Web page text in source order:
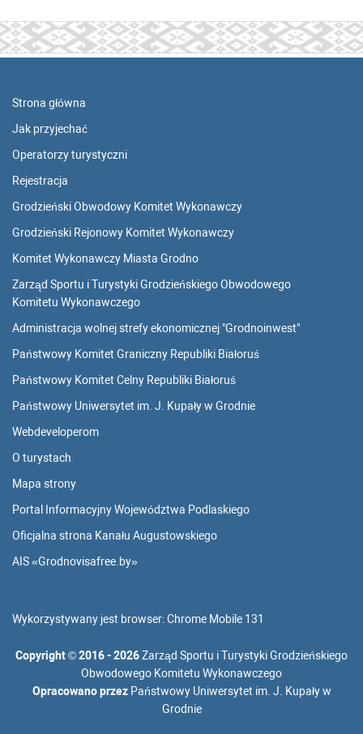
Strona główna
Jak przyjechać
Operatorzy turystyczni
Rejestracja
Grodzieński Obwodowy Komitet Wykonawczy
Grodzieński Rejonowy Komitet Wykonawczy
Komitet Wykonawczy Miasta Grodno
Zarząd Sportu i Turystyki Grodzieńskiego Obwodowego
Komitetu Wykonawczego
Administracja wolnej strefy ekonomicznej "Grodnoinwest"
Państwowy Komitet Graniczny Republiki Białoruś
Państwowy Komitet Celny Republiki Białoruś
Państwowy Uniwersytet im. J. Kupały w Grodnie
Webdeveloperom
O turystach
Mapa strony
Portal Informacyjny Województwa Podlaskiego
Oficjalna strona Kanału Augustowskiego
AIS «Grodnovisafree.by»
Wykorzystywany jest browser:Chrome Mobile 131
Copyright©2016 - 2026Zarząd Sportu i Turystyki Grodzieńskiego
Obwodowego Komitetu Wykonawczego
Opracowano przez Państwowy Uniwersytet im. J. Kupały w
Grodnie